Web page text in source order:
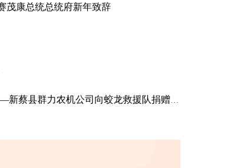
应急救
生，应急救援巳经成全人类共同的重要组
茂康总统总统府新年致辞
县群力农机公司向蛟龙救援队捐赠应急装备